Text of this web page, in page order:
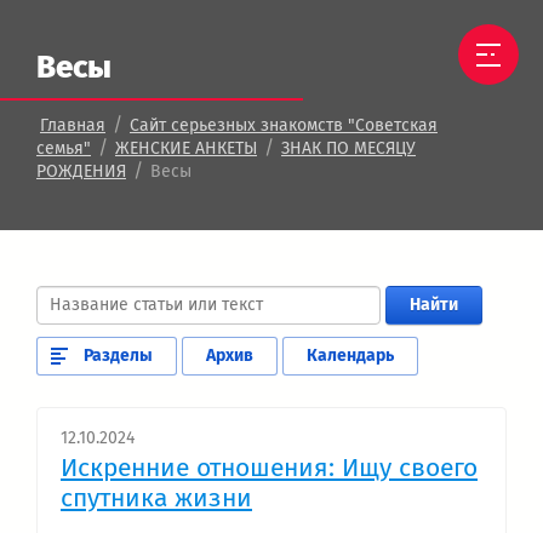
Весы
Главная / Сайт серьезных знакомств "Советская
семья" / ЖЕНСКИЕ АНКЕТЫ / ЗНАК ПО МЕСЯЦУ
РОЖДЕНИЯ / Весы
Найти
Разделы Архив Календарь
12.10.2024
Искренние отношения: Ищу своего
спутника жизни